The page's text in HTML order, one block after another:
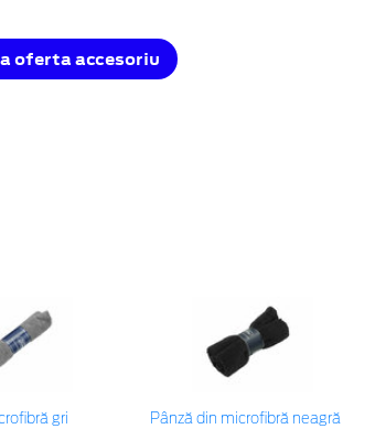
oferta accesoriu
gri Pânză din microfibră neagră